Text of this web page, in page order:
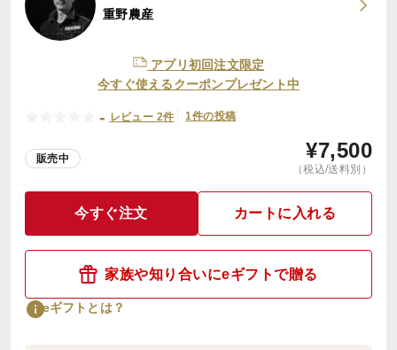
重野農産
アプリ初回注文限定
今すぐ使えるクーポンプレゼント中
- レビュー 2件 1件の投稿
販売中 ¥7,500
（税込/送料別）
今すぐ注文 カートに入れる
家族や知り合いにeギフトで贈る
eギフトとは？